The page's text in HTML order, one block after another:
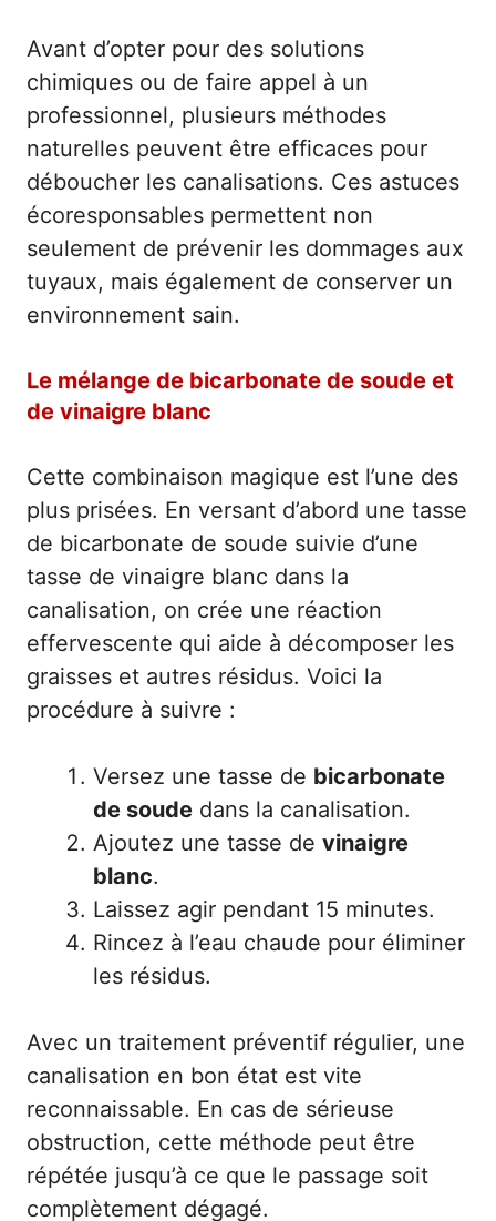
Avant d’opter pour des solutions
chimiques ou de faire appel à un
professionnel, plusieurs méthodes
naturelles peuvent être efficaces pour
déboucher les canalisations. Ces astuces
écoresponsables permettent non
seulement de prévenir les dommages aux
tuyaux, mais également de conserver un
environnement sain.
Le mélange de bicarbonate de soude et
de vinaigre blanc
Cette combinaison magique est l’une des
plus prisées. En versant d’abord une tasse
de bicarbonate de soude suivie d’une
tasse de vinaigre blanc dans la
canalisation, on crée une réaction
effervescente qui aide à décomposer les
graisses et autres résidus. Voici la
procédure à suivre :
Versez une tasse de bicarbonate
de soude dans la canalisation.
Ajoutez une tasse de vinaigre
blanc.
Laissez agir pendant 15 minutes.
Rincez à l’eau chaude pour éliminer
les résidus.
Avec un traitement préventif régulier, une
canalisation en bon état est vite
reconnaissable. En cas de sérieuse
obstruction, cette méthode peut être
répétée jusqu’à ce que le passage soit
complètement dégagé.